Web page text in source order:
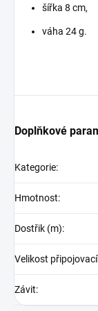
šířka 8 cm,
váha 24 g.
Doplňkové
Kategorie:
Hmotnost:
Dostřik (m):
Velikost
Závit: